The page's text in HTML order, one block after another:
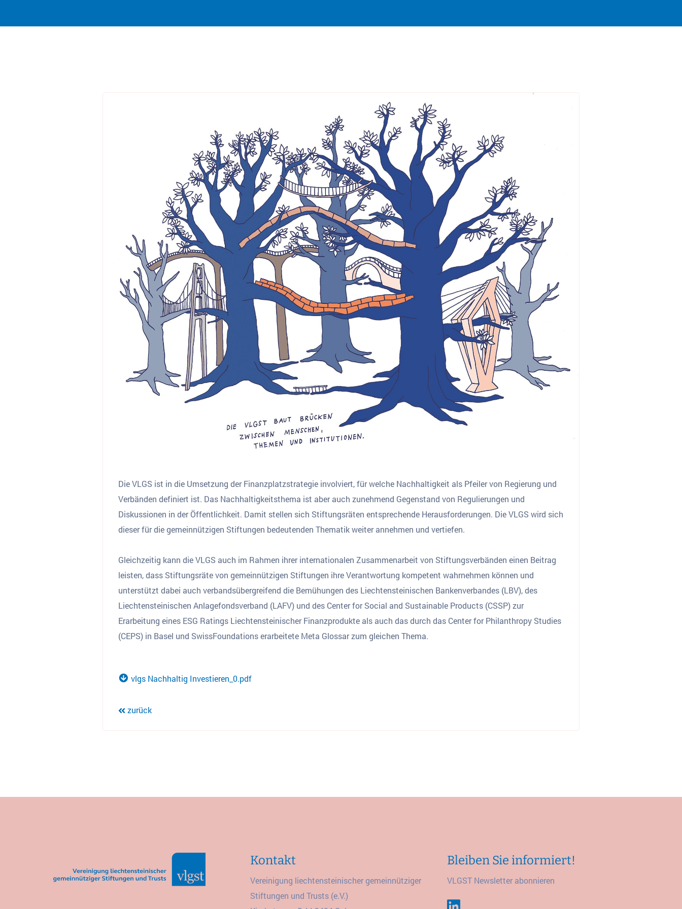
Die VLGS ist in die Umsetzung der Finanzplatzstrategie involviert, für welche Nachhaltigkeit als Pfeiler von Regierung und
Verbänden definiert ist. Das Nachhaltigkeitsthema ist aber auch zunehmend Gegenstand von Regulierungen und
Diskussionen in der Öffentlichkeit. Damit stellen sich Stiftungsräten entsprechende Herausforderungen. Die VLGS wird sich
dieser für die gemeinnützigen Stiftungen bedeutenden Thematik weiter annehmen und vertiefen.
Gleichzeitig kann die VLGS auch im Rahmen ihrer internationalen Zusammenarbeit von Stiftungsverbänden einen Beitrag
leisten, dass Stiftungsräte von gemeinnützigen Stiftungen ihre Verantwortung kompetent wahrnehmen können und
unterstützt dabei auch verbandsübergreifend die Bemühungen des Liechtensteinischen Bankenverbandes (LBV), des
Liechtensteinischen Anlagefondsverband (LAFV) und des Center for Social and Sustainable Products (CSSP) zur
Erarbeitung eines ESG Ratings Liechtensteinischer Finanzprodukte als auch das durch das Center for Philanthropy Studies
(CEPS) in Basel und SwissFoundations erarbeitete Meta Glossar zum gleichen Thema.
vlgs Nachhaltig Investieren_0.pdf
zurück
Kontakt
Vereinigung liechtensteinischer gemeinnütziger
Stiftungen und Trusts (e.V.)
Bleiben Sie informiert!
VLGST Newsletter abonnieren